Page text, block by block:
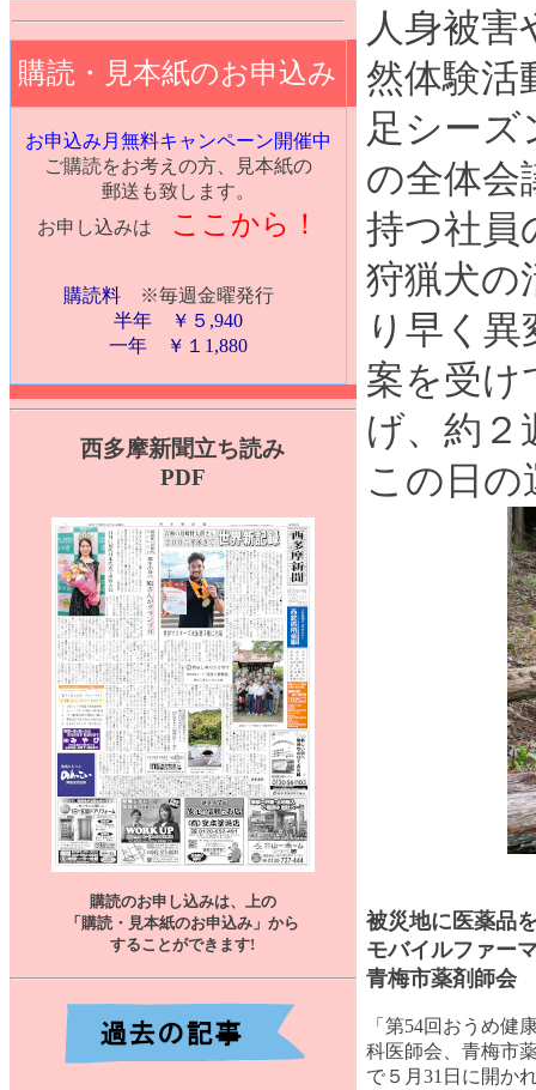
購読・見本紙のお申込み
お申込み月無料キャンペーン開催中
ご購読をお考えの方、見本紙の
郵送も致します。
お申し込みは
ここから！
購読料
※毎週金曜発行
半年 ￥５,940
一年 ￥１1,880
西多摩新聞立ち読み
PDF
購読のお申し込みは、上の
「購読・見本紙のお申込み」から
することができます!
人身被
然体験活
足シーズ
の全体会
持つ社員
狩猟犬の
り早く
案を受け
げ、約２
この日の
被災地に医薬品
モバイルファー
青梅市薬剤師会
「第54回おうめ健
科医師会、青梅市
で５月31日に開か